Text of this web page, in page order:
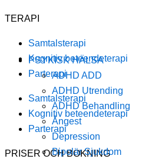
TERAPI
Samtalsterapi
Kognitiv beteendeterapi
Parterapi
Samtalsterapi
Kognitiv beteendeterapi
Parterapi
PRISER OCH BOKNING
PSYKISK HÄLSA
ADHD ADD
ADHD Utrending
ADHD Behandling
Ångest
Depression
Bipolär Sjukdom